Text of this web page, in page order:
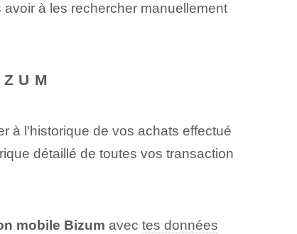
à les rechercher manuellement
à l'historique de vos achats effectué
détaillé de toutes vos transaction
mobile Bizum avec tes données